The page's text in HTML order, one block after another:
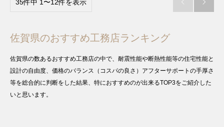
35件中 1〜12件を表示  
佐賀県のおすすめ工務店ランキング
佐賀県の数あるおすすめ工務店の中で、耐震性能や断熱性能等の住宅性能と
設計の自由度、価格のバランス（コスパの良さ）アフターサポートの手厚さ
等を総合的に判断をした結果、特におすすめのが出来るTOP3をご紹介した
いと思います。